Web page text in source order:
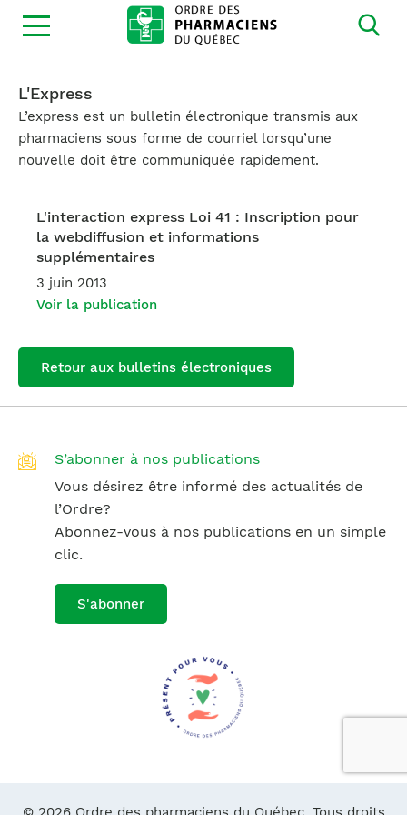
Ouvrir
la
L'Express
L’express est un bulletin électronique transmis aux
pharmaciens sous forme de courriel lorsqu’une
nouvelle doit être communiquée rapidement.
L'interaction express Loi 41 : Inscription pour
la webdiffusion et informations
supplémentaires
3 juin 2013
Voir la publication
Retour aux bulletins électroniques
S’abonner à nos publications
Vous désirez être informé des actualités de
l’Ordre?
Abonnez-vous à nos publications en un simple
clic.
S'abonner